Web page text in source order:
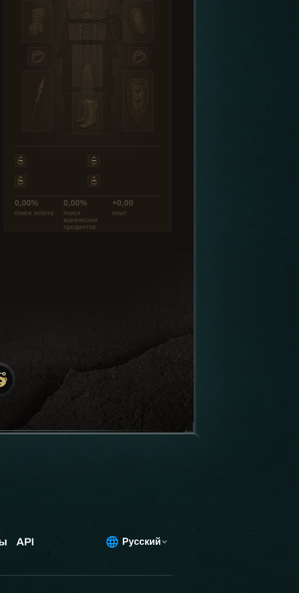
0,00%
поиск золота
0,00%
поиск
магических
предметов
+0,00
опыт